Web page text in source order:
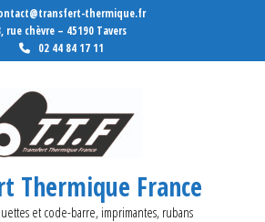
thermique.fr
rue chèvre – 45190 Tavers
02 44 84 17 11
Thermique France
et code-barre, imprimantes, rubans